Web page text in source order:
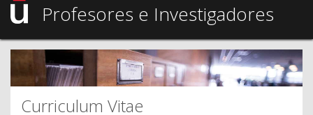
Profesores e Investigadores
Curriculum Vitae